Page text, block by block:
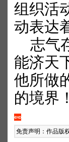
组织活
动表达
志气
能济天
他所做
的境界！
免责声明：作品版